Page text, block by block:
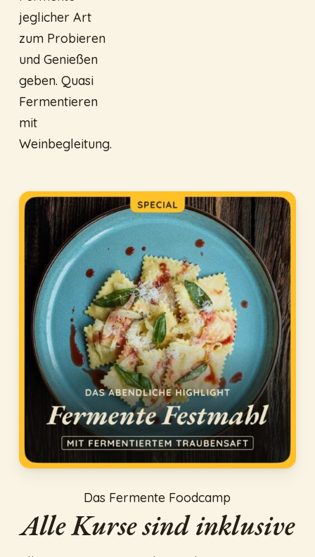
jeglicher Art
zum Probieren
und Genießen
geben. Quasi
Fermentieren
mit
Weinbegleitung.
Das Fermente Foodcamp
Alle Kurse sind inklusive